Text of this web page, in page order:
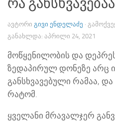
ᲐᲕᲢᲝᲠᲘ ᲒᲘᲕᲘ ᲔᲜᲓᲔᲚᲐᲫᲔ ·
ᲒᲐᲜᲐᲮᲚᲓᲐ: ᲐᲞᲠᲘᲚᲘ 24, 2021
მოწყენილობის და
ზედაპირულ დონეზე არც
განსხვავებული რამაა,
რატომ.
ყველანი მრავალჯერ